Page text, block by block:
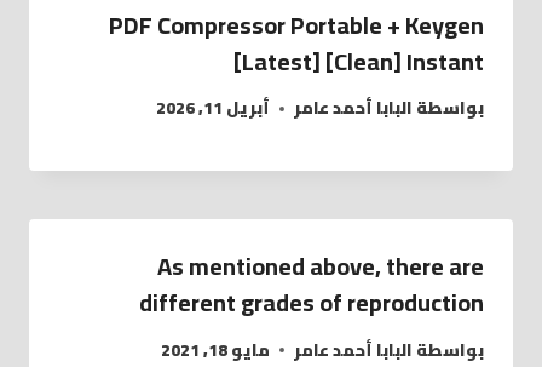
PDF Compressor Portable + Keygen
[Latest] [Clean] Instant
بواسطةالبابا أحمد عامر أبريل 11, 2026
As mentioned above, there are
different grades of reproduction
بواسطةالبابا أحمد عامر مايو 18, 2021